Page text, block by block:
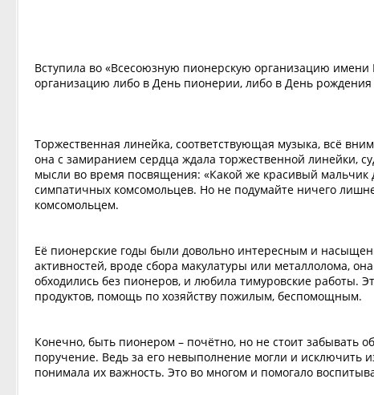
Вступила во «Всесоюзную пионерскую организацию
организацию либо в День пионерии, либо в День
Торжественная линейка, соответствующая музыка, всё
она с замиранием сердца ждала торжественной линейки,
мысли во время посвящения: «Какой же красивый
симпатичных комсомольцев. Но не подумайте ничего
комсомольцем.
Её пионерские годы были довольно интересным и
активностей, вроде сбора макулатуры или металлолома,
обходились без пионеров, и любила тимуровские работы.
продуктов, помощь по хозяйству пожилым, беспомощным.
Конечно, быть пионером – почётно, но не стоит забывать
поручение. Ведь за его невыполнение могли и исключить
понимала их важность. Это во многом и помогало